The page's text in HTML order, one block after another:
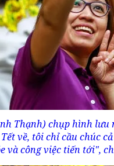
Thạnh) chụp hình lưu
về, tôi chỉ cầu chúc
và công việc tiến tới",